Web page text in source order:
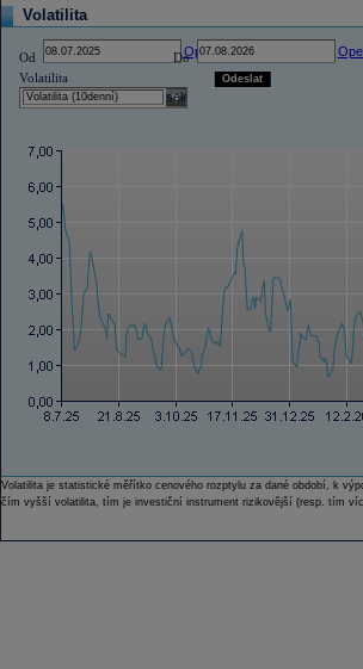
Volatilita
Od Open the calendar popup.
Do
Volatilita
select
Odeslat
Volatilita je statistické měřítko cenového rozptylu za dané období, k
čím vyšší volatilita, tím je investiční instrument rizikovější (resp. tím